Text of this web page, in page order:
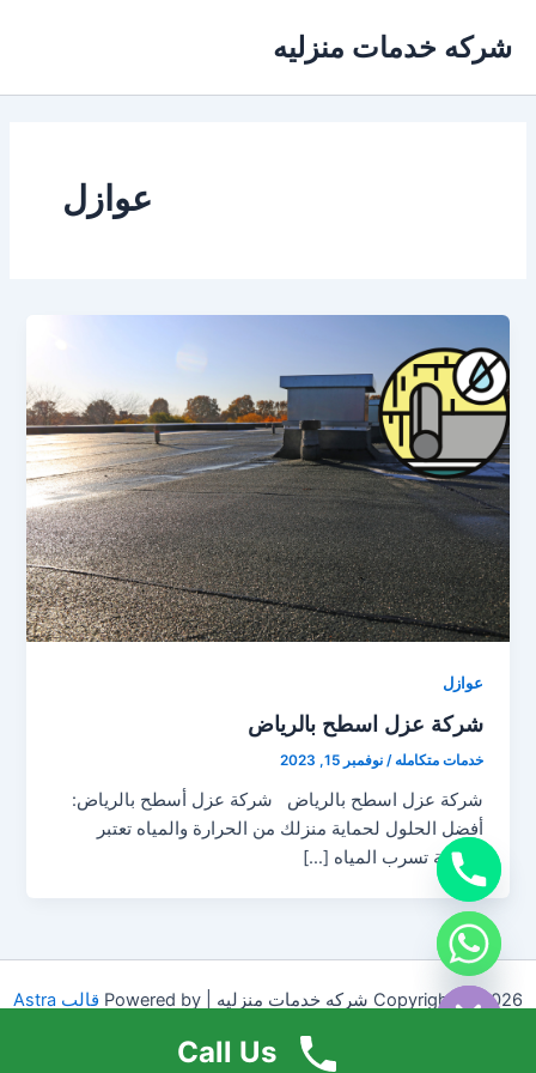
المحتوى
شركه خدمات منزليه
عوازل
عوازل
شركة عزل اسطح بالرياض
خدمات متكامله/نوفمبر 15, 2023
شركة عزل اسطح بالرياض شركة عزل أسطح بالرياض:
أفضل الحلول لحماية منزلك من الحرارة والمياه تعتبر
مشكلة تسرب المياه […]
Copyright © 2026 شركه خدمات منزليه | Powered by
قالب Astra
Call Us
Hide
chaty